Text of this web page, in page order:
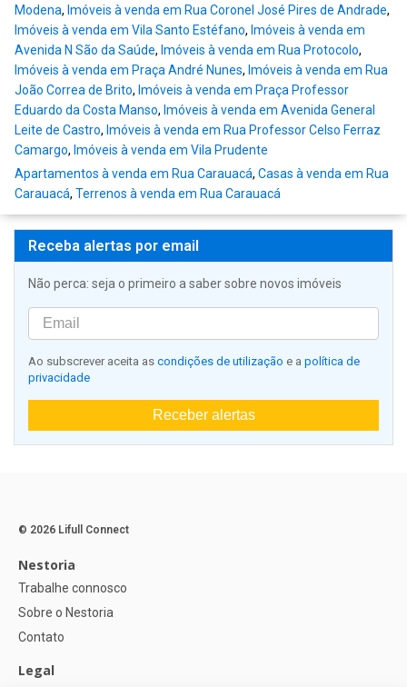
Modena, Imóveis à venda em Rua Coronel José Pires de Andrade,
Imóveis à venda em Vila Santo Estéfano, Imóveis à venda em
Avenida N São da Saúde, Imóveis à venda em Rua Protocolo,
Imóveis à venda em Praça André Nunes, Imóveis à venda em Rua
João Correa de Brito, Imóveis à venda em Praça Professor
Eduardo da Costa Manso, Imóveis à venda em Avenida General
Leite de Castro, Imóveis à venda em Rua Professor Celso Ferraz
Camargo, Imóveis à venda em Vila Prudente
Apartamentos à venda em Rua Carauacá, Casas à venda em Rua
Carauacá, Terrenos à venda em Rua Carauacá
Receba alertas por email
Não perca: seja o primeiro a saber sobre novos imóveis
Ao subscrever aceita as condições de utilização e a política de
privacidade
Receber alertas
© 2026 Lifull Connect
Nestoria
Trabalhe connosco
Sobre o Nestoria
Contato
Legal